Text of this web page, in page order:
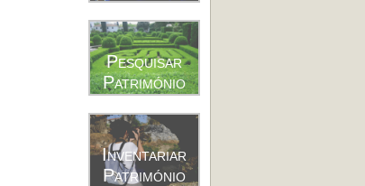
Pesquisar
Património
Inventariar
Património